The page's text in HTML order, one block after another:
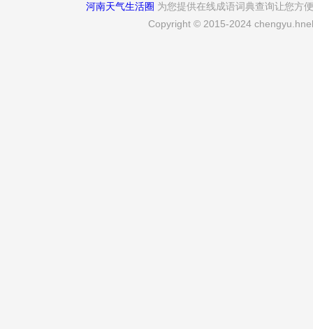
河南天气生活圈 为您提供在线成语词典查询让您方
Copyright © 2015-2024